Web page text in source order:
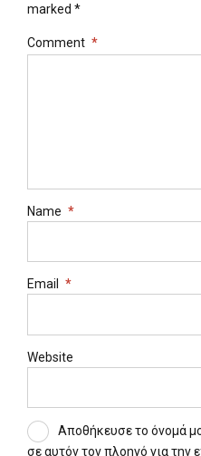
marked *
Comment *
Name *
Email *
Website
Αποθήκευσε το όνομά
σε αυτόν τον πλοηγό για την